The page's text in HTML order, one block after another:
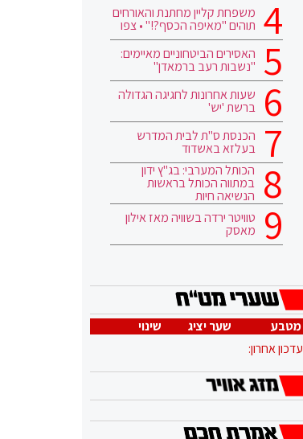
משפחת קליין מחתנת והאורחים
תוהים "מאיפה הכסף?!" • צפו
האסירים הביטחוניים מאיימים:
"נשבות רעב ברמאדן"
שעות אחרונות לחגיגה הגדולה
ברשת 'יש'
הכנסת ס"ת לבית המדרש
בעלזא באשדוד
הכותל המערבי: בג"ץ ידון
במתווה הכותל בראשות
הנשיאה חיות
טוויטר ירדה בשוויה מאז אילון
מאסק
מטבע שער יציג
שינוי
עדכון אחרון: